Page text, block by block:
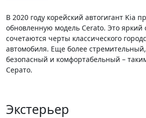
В 2020 году корейский автогигант Kia представил
обновленную модель Cerato. Это яркий
сочетаются черты классического
автомобиля. Еще более
безопасный и комфортабельный –
Серато.
Экстерьер